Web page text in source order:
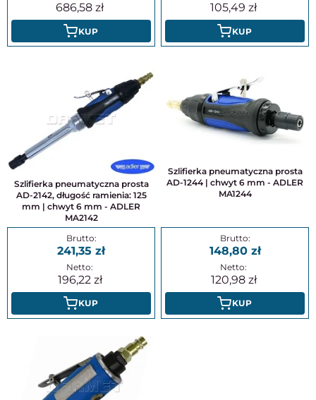
686,58
KUP
105,49
KUP
Szlifierka pneumatyczna prosta
AD-2142, długość ramienia: 125
mm | chwyt 6 mm - ADLER
MA2142
241,35
196,22
KUP
Szlifierka pneumatyczna prosta
AD-1244 | chwyt 6 mm - ADLER
MA1244
148,80
120,98
KUP